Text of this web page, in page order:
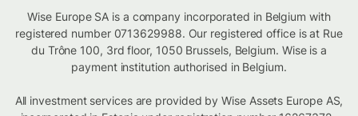
Wise Europe SA is a company incorporated in Belgium with
registered number 0713629988. Our registered office is at Rue
du Trône 100, 3rd floor, 1050 Brussels, Belgium. Wise is a
payment institution authorised in Belgium.
All investment services are provided by Wise Assets Europe AS,